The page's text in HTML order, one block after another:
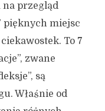
na przegląd
pięknych miejsc
To 7
zwane
są
Właśnie od